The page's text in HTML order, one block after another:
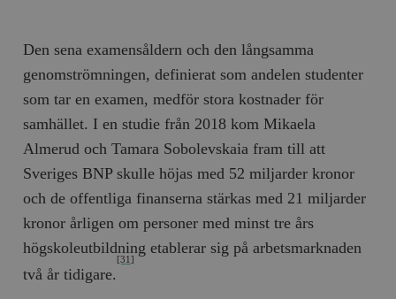
Den sena examensåldern och den långsamma
genomströmningen, definierat som andelen studenter
som tar en examen, medför stora kostnader för
samhället. I en studie från 2018 kom Mikaela
Almerud och Tamara Sobolevskaia fram till att
Sveriges BNP skulle höjas med 52 miljarder kronor
och de offentliga finanserna stärkas med 21 miljarder
kronor årligen om personer med minst tre års
högskoleutbildning etablerar sig på arbetsmarknaden
två år tidigare.
[31]